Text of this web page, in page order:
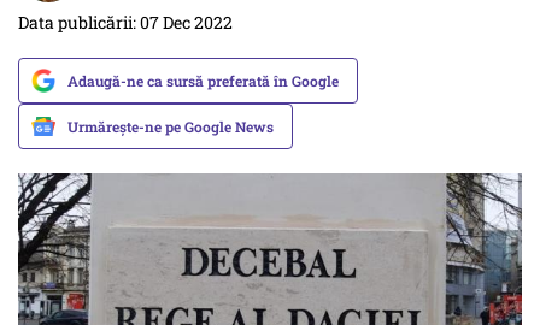
Data publicării: 07 Dec 2022
Adaugă-ne ca sursă preferată în Google
Urmărește-ne pe Google News